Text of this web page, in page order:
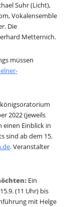
Suhr (Licht),
Vokalensemble
Die
Metternich.
müssen
2022 (jeweils
einen Einblick in
sind ab dem 15.
. Veranstalter
Ein
(11 Uhr) bis
mit Helge